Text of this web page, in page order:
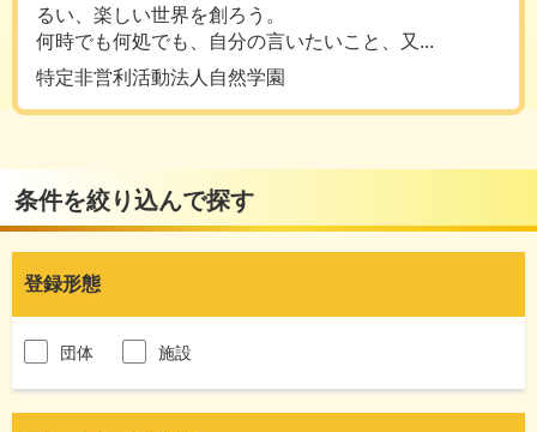
るい、楽しい世界を創ろう。
何時でも何処でも、自分の言いたいこと、又...
特定非営利活動法人自然学園
条件を絞り込んで探す
登録形態
団体 施設